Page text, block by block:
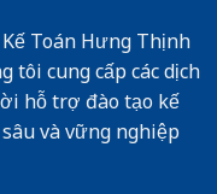
Toán Hưng Thịnh
tôi cung cấp các dịch
hỗ trợ đào tạo kế
và vững nghiệp